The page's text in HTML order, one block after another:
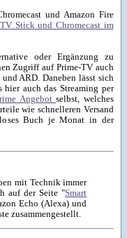
und Amazon Fire
Stick und Chromecast im
oder Ergänzung zu
Zugriff auf Prime-TV auch
ARD. Daneben lässt sich
hier auch das Streaming per
Angebotselbst, welches
wie schnelleren Versand
Buch je Monat in der
mit Technik immer
auf der Seite "Smart
Echo (Alexa) und
zusammengestellt.